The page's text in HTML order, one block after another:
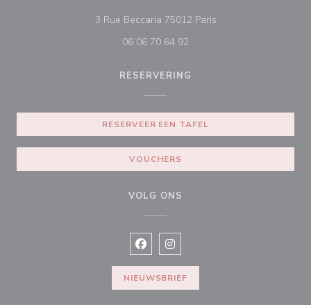
3 Rue Beccaria 75012 Paris((opent in een nieuw
06 06 70 64 92
RESERVERING
RESERVEER EEN TAFEL
VOUCHERS
VOLG ONS
Facebook ((opent in een nieuw
Instagram ((opent in een
NIEUWSBRIEF